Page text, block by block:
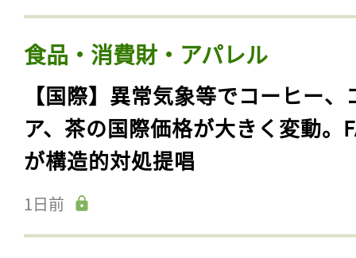
食品・消費財・アパレル
【国際】異常気象等でコーヒー、
ア、茶の国際価格が大きく変動。
が構造的対処提唱
1日前